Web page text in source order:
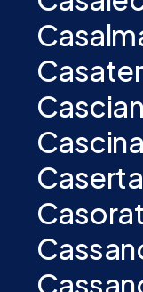
Cascina
Caserta